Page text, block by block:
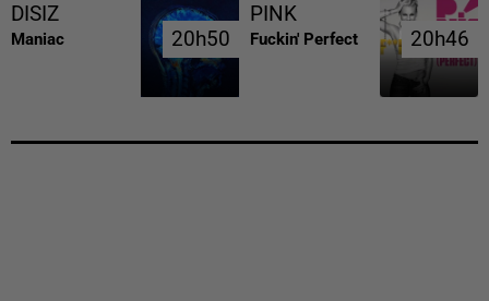
DISIZ
Maniac 20h50
20h50
PINK
Fuckin' Perfect 20h46
20h46